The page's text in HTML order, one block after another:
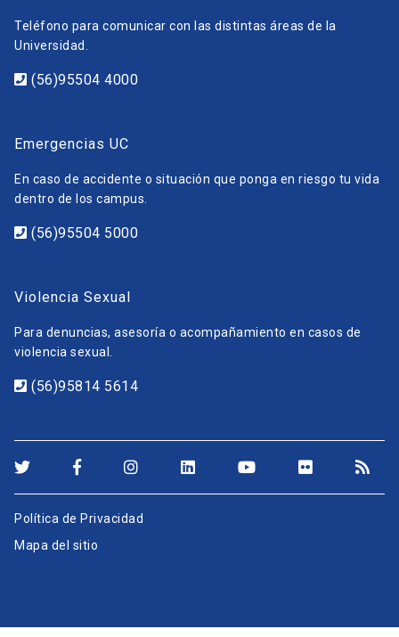
Teléfono para comunicar con las distintas áreas de la
Universidad.
(56)95504 4000
Emergencias UC
En caso de accidente o situación que ponga en riesgo tu vida
dentro de los campus.
(56)95504 5000
Violencia Sexual
Para denuncias, asesoría o acompañamiento en casos de
violencia sexual.
(56)95814 5614
Política de Privacidad
Mapa del sitio